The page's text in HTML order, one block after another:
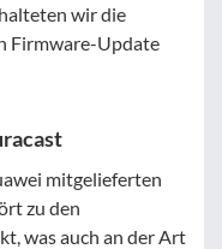
wir die
Firmware-Update
mitgelieferten
zu den
was auch an der Art